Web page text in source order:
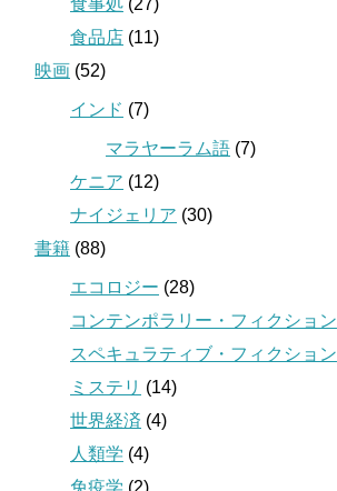
食事処 (27)
食品店 (11)
映画 (52)
インド (7)
マラヤーラム語 (7)
ケニア (12)
ナイジェリア (30)
書籍 (88)
エコロジー (28)
コンテンポラリー・フィクション
スペキュラティブ・フィクション
ミステリ (14)
世界経済 (4)
人類学 (4)
免疫学 (2)